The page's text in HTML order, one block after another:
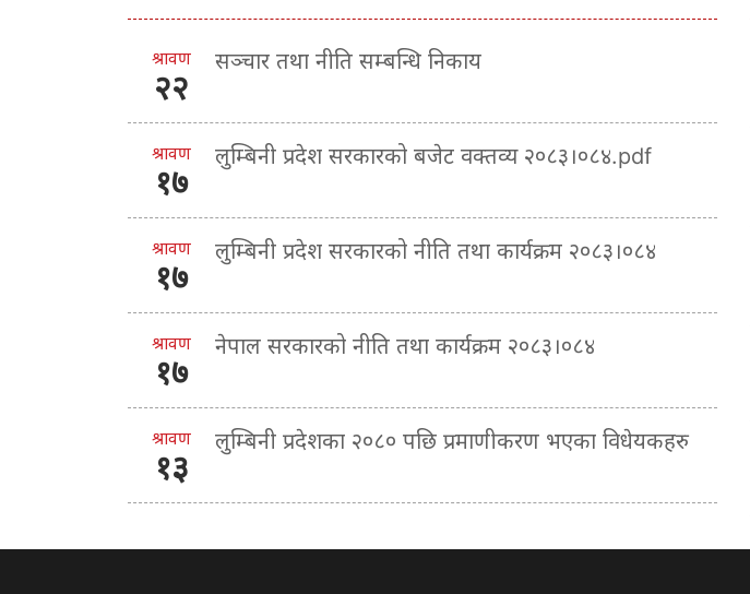
श्रावण
२२
सञ्चार तथा नीति सम्बन्धि निकाय
श्रावण
१७
लुम्बिनी प्रदेश सरकारको बजेट वक्तव्य २०८३।०८४.pdf
श्रावण
१७
लुम्बिनी प्रदेश सरकारको नीति तथा कार्यक्रम २०८३।०८४
श्रावण
१७
नेपाल सरकारको नीति तथा कार्यक्रम २०८३।०८४
श्रावण
१३
लुम्बिनी प्रदेशका २०८० पछि प्रमाणीकरण भएका विधेयकहरु